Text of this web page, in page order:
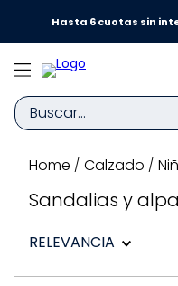
Hasta 6 cuotas sin
Buscar...
Calzado
Sandalias y
RELEVANCIA
TÉRMINOS MÁS
zapatillas niña